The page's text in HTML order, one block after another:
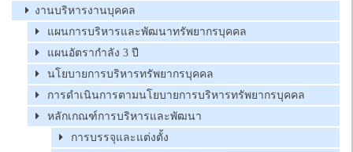
งานบริหารงานบุคคล
แผนการบริหารและพัฒนาทรัพยากรบุคคล
แผนอัตรากำลัง 3 ปี
นโยบายการบริหารทรัพยากรบุคคล
การดำเนินการตามนโยบายการบริหารทรัพยากรบุคคล
หลักเกณฑ์การบริหารและพัฒนา
การบรรจุและแต่งตั้ง